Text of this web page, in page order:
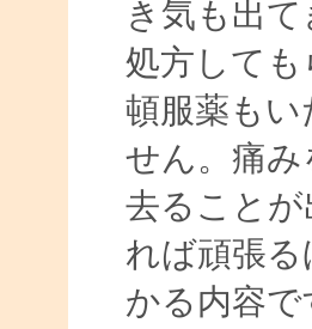
き気も出
処方して
頓服薬も
せん。痛
去ること
れば頑張
かる内容